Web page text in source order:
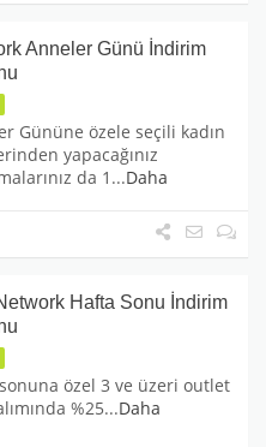
Anneler Günü İndirim
Gününe özele seçili kadın
yapacağınız
da 1 ...Daha
Hafta Sonu İndirim
özel 3 ve üzeri outlet
%25...Daha